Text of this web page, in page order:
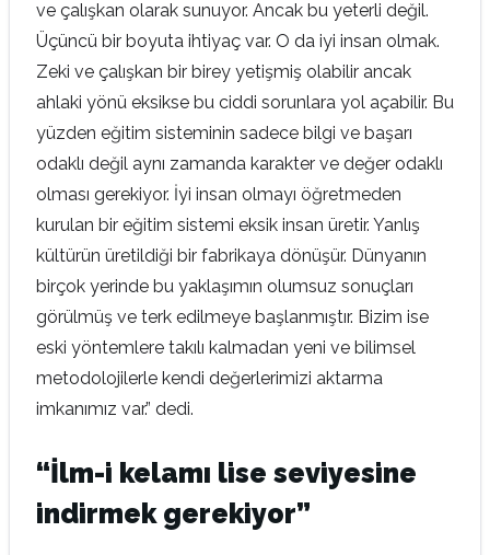
ve çalışkan olarak sunuyor. Ancak bu yeterli değil.
Üçüncü bir boyuta ihtiyaç var. O da iyi insan olmak.
Zeki ve çalışkan bir birey yetişmiş olabilir ancak
ahlaki yönü eksikse bu ciddi sorunlara yol açabilir. Bu
yüzden eğitim sisteminin sadece bilgi ve başarı
odaklı değil aynı zamanda karakter ve değer odaklı
olması gerekiyor. İyi insan olmayı öğretmeden
kurulan bir eğitim sistemi eksik insan üretir. Yanlış
kültürün üretildiği bir fabrikaya dönüşür. Dünyanın
birçok yerinde bu yaklaşımın olumsuz sonuçları
görülmüş ve terk edilmeye başlanmıştır. Bizim ise
eski yöntemlere takılı kalmadan yeni ve bilimsel
metodolojilerle kendi değerlerimizi aktarma
imkanımız var.” dedi.
“İlm-i kelamı lise seviyesine
indirmek gerekiyor”